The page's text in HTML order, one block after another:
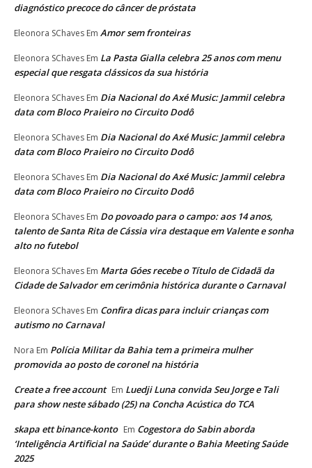
diagnóstico precoce do câncer de próstata
Eleonora SChaves Em Amor sem fronteiras
Eleonora SChaves Em La Pasta Gialla celebra 25 anos com menu
especial que resgata clássicos da sua história
Eleonora SChaves Em Dia Nacional do Axé Music: Jammil celebra
data com Bloco Praieiro no Circuito Dodô
Eleonora SChaves Em Dia Nacional do Axé Music: Jammil celebra
data com Bloco Praieiro no Circuito Dodô
Eleonora SChaves Em Dia Nacional do Axé Music: Jammil celebra
data com Bloco Praieiro no Circuito Dodô
Eleonora SChaves Em Do povoado para o campo: aos 14 anos,
talento de Santa Rita de Cássia vira destaque em Valente e sonha
alto no futebol
Eleonora SChaves Em Marta Góes recebe o Título de Cidadã da
Cidade de Salvador em cerimônia histórica durante o Carnaval
Eleonora SChaves Em Confira dicas para incluir crianças com
autismo no Carnaval
Nora Em Polícia Militar da Bahia tem a primeira mulher
promovida ao posto de coronel na história
Create a free account Em Luedji Luna convida Seu Jorge e Tali
para show neste sábado (25) na Concha Acústica do TCA
skapa ett binance-konto Em Cogestora do Sabin aborda
‘Inteligência Artificial na Saúde’ durante o Bahia Meeting Saúde
2025